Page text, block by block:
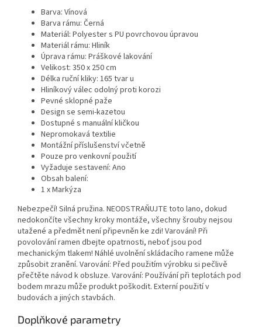
Barva: Vínová
Barva rámu: Černá
Materiál: Polyester s PU povrchovou úpravou
Materiál rámu: Hliník
Úprava rámu: Práškové lakování
Velikost: 350 x 250 cm
Délka ruční kliky: 165 tvar u
Hliníkový válec odolný proti korozi
Pevné sklopné paže
Design se semi-kazetou
Dostupné s manuální kličkou
Nepromokavá textilie
Montážní příslušenství včetně
Pouze pro venkovní použití
Vyžaduje sestavení: Ano
Obsah balení:
1 x Markýza
Nebezpečí! Silná pružina. NEODSTRAŇUJTE toto lano, dokud
nedokončíte všechny kroky montáže, všechny šrouby nejsou
utažené a předmět není připevněn ke zdi! Varování! Při
povolování ramen dbejte opatrnosti, neboť jsou pod
mechanickým tlakem! Náhlé uvolnění skládacího ramene může
způsobit zranění. Varování: Před použitím výrobku si pečlivě
přečtěte návod k obsluze. Varování: Používání při teplotách pod
bodem mrazu může produkt poškodit. Externí použití v
budovách a jiných stavbách.
Doplňkové parametry